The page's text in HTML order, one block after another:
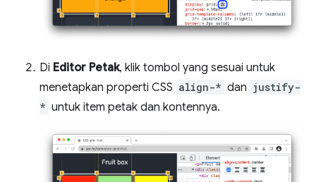
Di Editor Petak, klik tombol yang sesuai untuk
menetapkan properti CSS align-* dan justify-
* untuk item petak dan kontennya.